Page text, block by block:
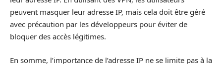
peuvent masquer leur adresse IP, mais cela doit être géré
avec précaution par les développeurs pour éviter de
bloquer des accès légitimes.
En somme, l’importance de l’adresse IP ne se limite pas à la